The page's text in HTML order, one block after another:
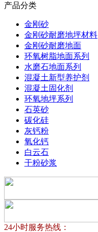
产品分类
金刚砂
金刚砂耐磨地坪材料
金刚砂耐磨地面
环氧树脂地面系列
水磨石地面系列
混凝土新型养护剂
混凝土固化剂
环氧地坪系列
石英砂
碳化硅
灰钙粉
氧化钙
白云石
干粉砂浆
24小时服务热线：